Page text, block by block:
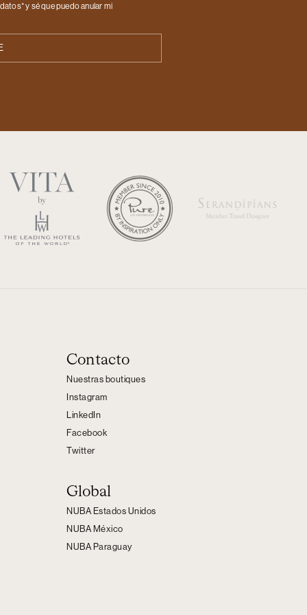
y sé que puedo anular mi
Contacto
Nuestras boutiques
Instagram
LinkedIn
Facebook
Twitter
Global
NUBA Estados Unidos
NUBA México
NUBA Paraguay